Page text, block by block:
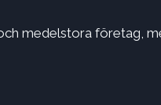
medelstora företag,